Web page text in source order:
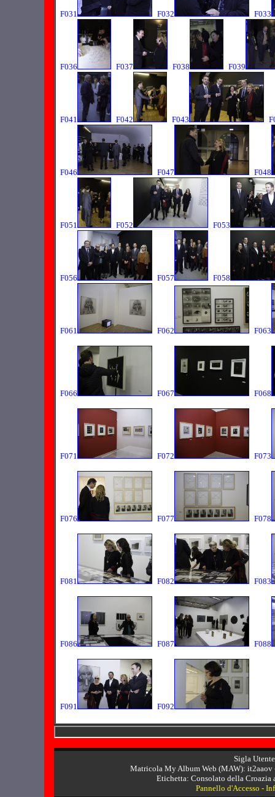
F031 F032 F033
F036 F037 F038 F039
F041 F042 F043
F046 F047 F048
F051 F052 F053
F056 F057 F058
F061 F062 F063
F066 F067 F068
F071 F072 F073
F076 F077 F078
F081 F082 F083
F086 F087 F088
F091 F092
Sigla
Matricola My Album Web (MAW): it2aaov
Etichetta: Consolato della
Pannello d'Accesso -